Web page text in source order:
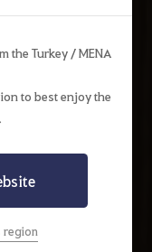
the Turkey / MENA
to best enjoy the
region